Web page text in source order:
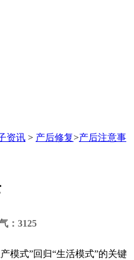
资讯 > 产后修复>产后注意事
：3125
模式”回归“生活模式”的关键